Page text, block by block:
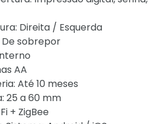
Direita / Esquerda
De sobrepor
AA
Até 10 meses
25 a 60 mm
+ ZigBee